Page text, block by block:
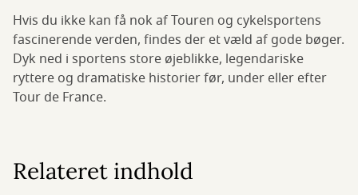
Hvis du ikke kan få nok af Touren og cykelsportens
fascinerende verden, findes der et væld af gode bøger.
Dyk ned i sportens store øjeblikke, legendariske
ryttere og dramatiske historier før, under eller efter
Tour de France.
Relateret indhold